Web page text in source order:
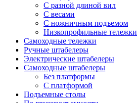
С разной длиной вил
С весами
С ножничным подъемом
Низкопрофильные тележки
Самоходные тележки
Ручные штабелеры
Электрические штабелеры
Самоходные штабелеры
Без платформы
С платформой
Подъемные столы